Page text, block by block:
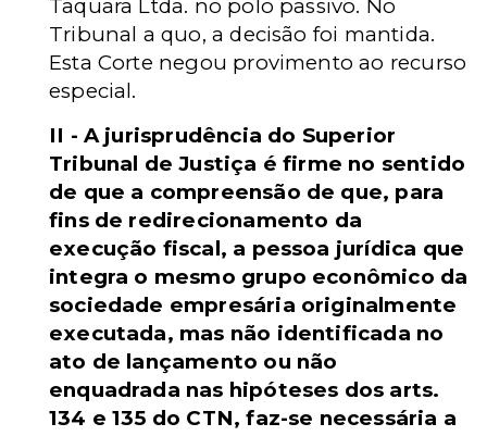
Taquara Ltda. no polo passivo. No
Tribunal a quo, a decisão foi mantida.
Esta Corte negou provimento ao recurso
especial.
II - A jurisprudência do Superior
Tribunal de Justiça é firme no sentido
de que a compreensão de que, para
fins de redirecionamento da
execução fiscal, a pessoa jurídica que
integra o mesmo grupo econômico da
sociedade empresária originalmente
executada, mas não identificada no
ato de lançamento ou não
enquadrada nas hipóteses dos arts.
134 e 135 do CTN, faz-se necessária a